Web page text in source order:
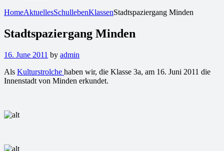
HomeAktuellesSchullebenKlassenStadtspaziergang Minden
Stadtspaziergang Minden
16. June 2011 by admin
Als Kulturstrolche haben wir, die Klasse 3a, am 16. Juni 2011 die
Innenstadt von Minden erkundet.